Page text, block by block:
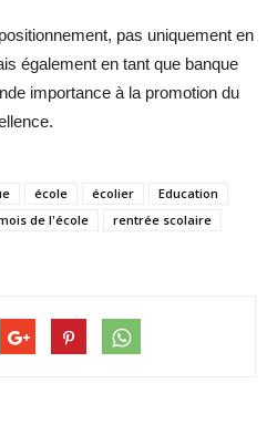
pas uniquement en
également en tant que banque
importance à la promotion du
école écolier
Education
de l'école
rentrée scolaire